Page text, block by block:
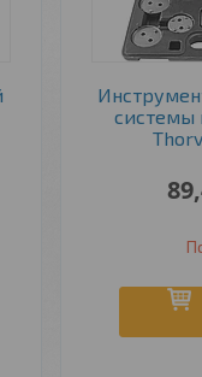
системы